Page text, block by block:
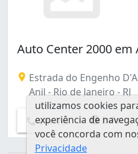
Auto Center 2000 em
Estrada do Engenho
Anil - Rio de Janeiro - RJ
Ver Tel Info
utilizamos cookies
experiência de
você concorda com
Privacidade